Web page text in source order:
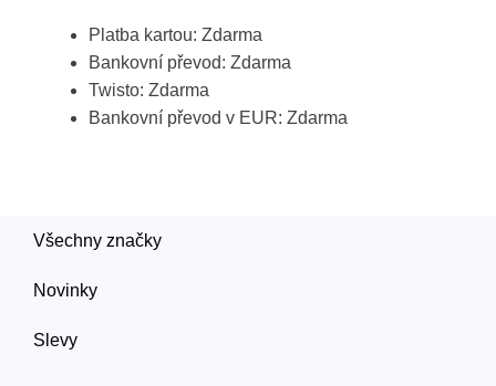
Platba kartou: Zdarma
Bankovní převod: Zdarma
Twisto: Zdarma
Bankovní převod v EUR: Zdarma
Všechny značky
Novinky
Slevy